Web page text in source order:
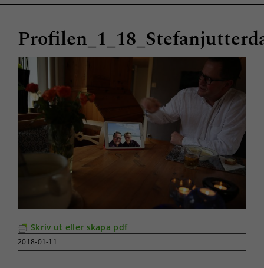
Skriv ut eller skapa pdf
2018-01-11